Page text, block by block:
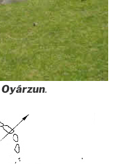
Oyárzun.